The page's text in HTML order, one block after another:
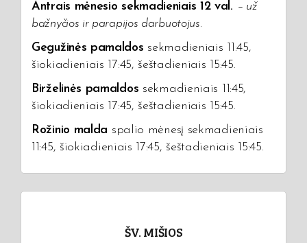
Antrais mėnesio sekmadieniais 12 val. – už
bažnyčios ir parapijos darbuotojus.
Gegužinės pamaldos sekmadieniais 11:45,
šiokiadieniais 17:45, šeštadieniais 15:45.
Birželinės pamaldos sekmadieniais 11:45,
šiokiadieniais 17:45, šeštadieniais 15:45.
Rožinio malda spalio mėnesį sekmadieniais
11:45, šiokiadieniais 17:45, šeštadieniais 15:45.
ŠV. MIŠIOS